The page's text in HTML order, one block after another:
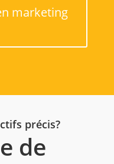
marketing
précis?
de